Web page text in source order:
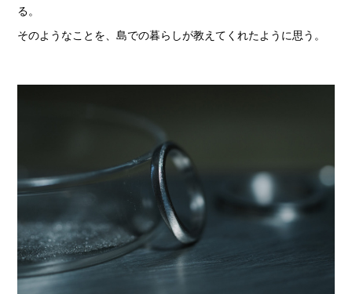
る。
そのようなことを、島での暮らしが教えてくれたように思う。